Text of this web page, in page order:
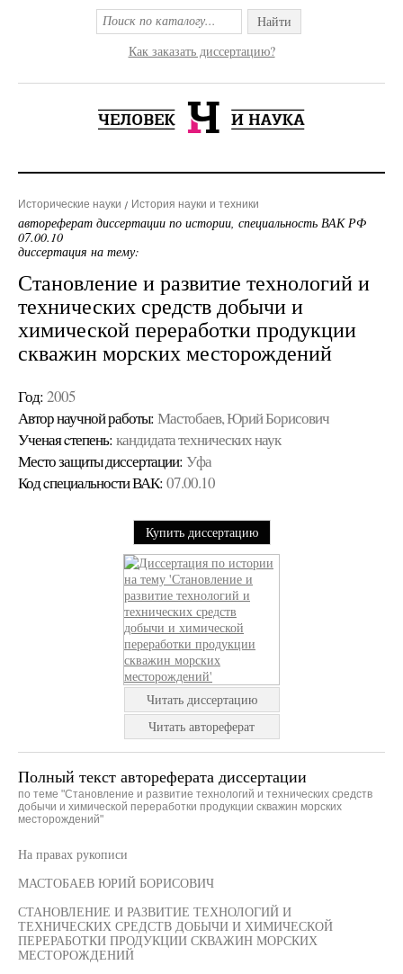
Найти
Как заказать диссертацию?
Исторические науки История науки и техники
автореферат диссертации по истории, специальность ВАК РФ
07.00.10
диссертация на тему:
Становление и развитие технологий и
технических средств добычи и
химической переработки продукции
скважин морских месторождений
Год: 2005
Автор научной работы: Мастобаев, Юрий Борисович
Ученая cтепень: кандидата технических наук
Место защиты диссертации: Уфа
Код cпециальности ВАК: 07.00.10
Купить диссертацию
Читать диссертацию
Читать автореферат
Полный текст автореферата диссертации
по теме "Становление и развитие технологий и технических средств
добычи и химической переработки продукции скважин морских
месторождений"
На правах рукописи
МАСТОБАЕВ ЮРИЙ БОРИСОВИЧ
СТАНОВЛЕНИЕ И РАЗВИТИЕ ТЕХНОЛОГИЙ И
ТЕХНИЧЕСКИХ СРЕДСТВ ДОБЫЧИ И ХИМИЧЕСКОЙ
ПЕРЕРАБОТКИ ПРОДУКЦИИ СКВАЖИН МОРСКИХ
МЕСТОРОЖДЕНИЙ